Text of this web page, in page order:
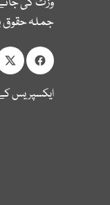
جملہ حقوق
ایکسپریس